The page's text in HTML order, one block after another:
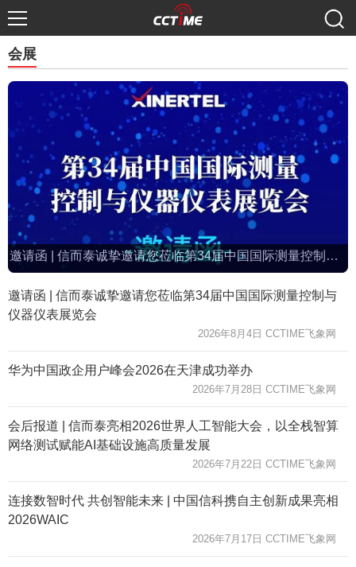
会展
邀请函 | 信而泰诚挚邀请您莅临第34届中国国际测量控制与仪器仪表展览会
邀请函 | 信而泰诚挚邀请您莅临第34届中国国际测量控制与
仪器仪表展览会
2026年8月4日 CCTIME飞象网
华为中国政企用户峰会2026在天津成功举办
2026年7月28日 CCTIME飞象网
会后报道 | 信而泰亮相2026世界人工智能大会，以全栈智算
网络测试赋能AI基础设施高质量发展
2026年7月22日 CCTIME飞象网
连接数智时代 共创智能未来 | 中国信科携自主创新成果亮相
2026WAIC
2026年7月17日 CCTIME飞象网